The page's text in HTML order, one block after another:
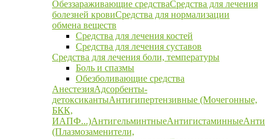
Обеззараживающие средстваСредства для лечения
болезней кровиСредства для нормализации
обмена веществ
Средства для лечения костей
Средства для лечения суставов
Средства для лечения боли, температуры
Боль и спазмы
Обезболивающие средства
АнестезияАдсорбенты-
детоксикантыАнтигипертензивные (Мочегонные,
БКК,
ИАПФ...)АнтигельминтныеАнтигистаминные
(Плазмозаменители,